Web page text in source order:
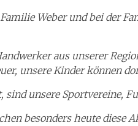
Weber und bei der
aus unserer
unsere Kinder können
sind unsere Sportvereine,
besonders heute diese